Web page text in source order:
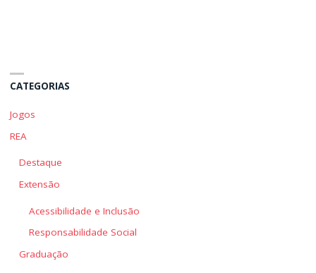
CATEGORIAS
Jogos
REA
Destaque
Extensão
Acessibilidade e Inclusão
Responsabilidade Social
Graduação